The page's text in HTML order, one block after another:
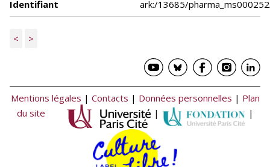
Identifiant ark:/13685/
< >
Mentions légales | Contacts | Données personnelles | Plan
du site
| |